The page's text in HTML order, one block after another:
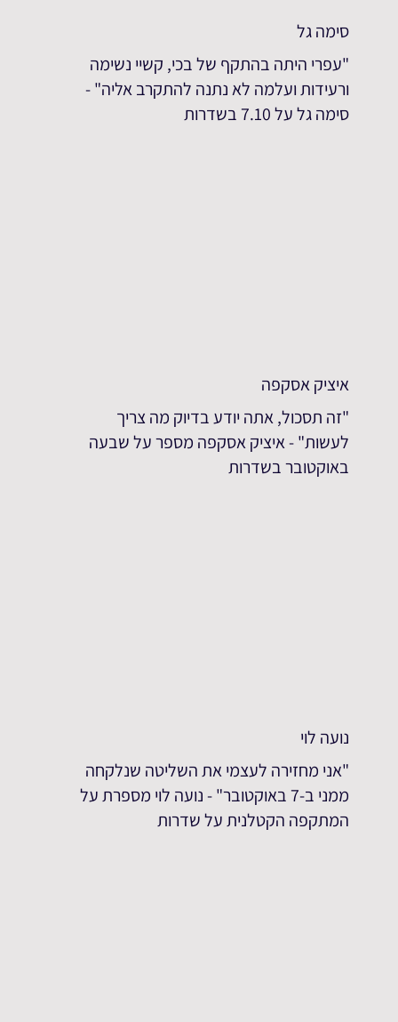
סימה גל
"עפרי היתה בהתקף של בכי, קשיי נשימה
ורעידות ועלמה לא נתנה להתקרב אליה" -
סימה גל על 7.10 בשדרות
איציק אסקפה
"זה תסכול, אתה יודע בדיוק מה צריך
לעשות" - איציק אסקפה מספר על שבעה
באוקטובר בשדרות
נועה לוי
"אני מחזירה לעצמי את השליטה שנלקחה
ממני ב-7 באוקטובר" - נועה לוי מספרת על
המתקפה הקטלנית על שדרות